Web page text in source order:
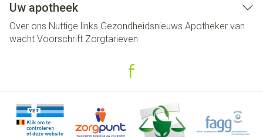
Uw apotheek
Over ons Nuttige links Gezondheidsnieuws Apotheker van
wacht Voorschrift Zorgtarieven